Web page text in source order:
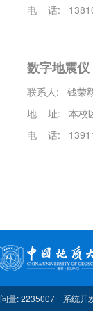
电 话:
数字地震仪
联系人: 钱荣
地 址: 本校
电 话:
量: 2235007 系统开